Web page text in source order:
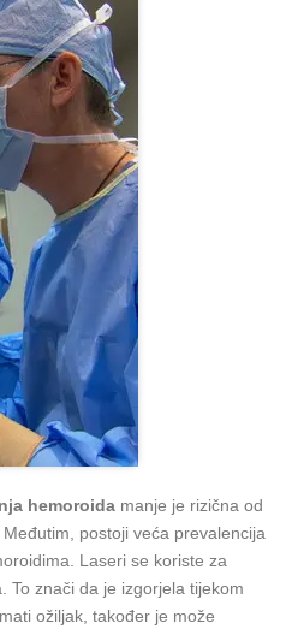
hemoroida manje je rizična od
postoji veća prevalencija
Laseri se koriste za
To znači da je izgorjela tijekom
ožiljak, također je može